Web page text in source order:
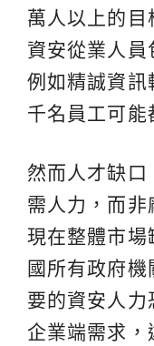
萬人以上的目
資安從業人員
例如精誠資訊
千名員工可能
然而人才缺口
需人力，而非
現在整體市場
國所有政府
要的資安人力
企業端需求，